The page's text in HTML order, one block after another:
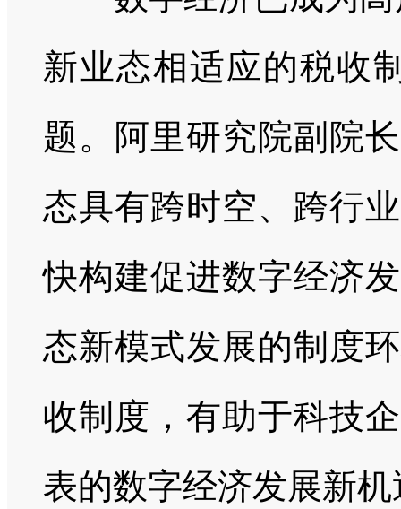
新业态相适应的税收
题。阿里研究院副院
态具有跨时空、跨行
快构建促进数字经济
态新模式发展的制度
收制度，有助于科技
表的数字经济发展新机